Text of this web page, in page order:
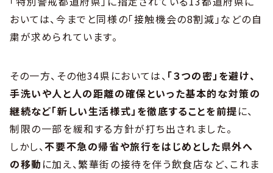
おいては、今までと同様の「接触機会の8割減」などの自
粛が求められています。
その一方、その他34県においては、 「３つの密」を避け、
手洗いや人と人の距離の確保といった基本的な対策の
継続など「新しい生活様式」を徹底することを前提に、
制限の一部を緩和する方針が打ち出されました。
しかし、不要不急の帰省や旅行をはじめとした県外へ
の移動 に加え、繁華街の接待を伴う飲食店など、これま